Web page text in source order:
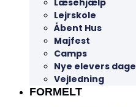
Læsehjælp
Lejrskole
Åbent Hus
Majfest
Camps
Nye elevers dage
Vejledning
FORMELT